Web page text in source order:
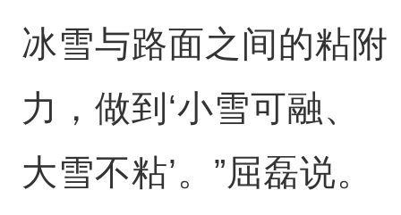
冰雪与路面之间的粘附
力，做到‘小雪可融、
大雪不粘’。”屈磊说。